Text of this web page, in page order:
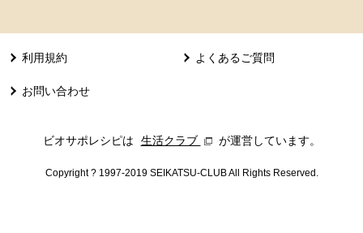
利用規約 よくあるご質問
お問い合わせ
ビオサポレシピは 生活クラブ 別のウィンドウで開きます。
が運営しています。
Copyright ? 1997-2019 SEIKATSU-CLUB All Rights Reserved.